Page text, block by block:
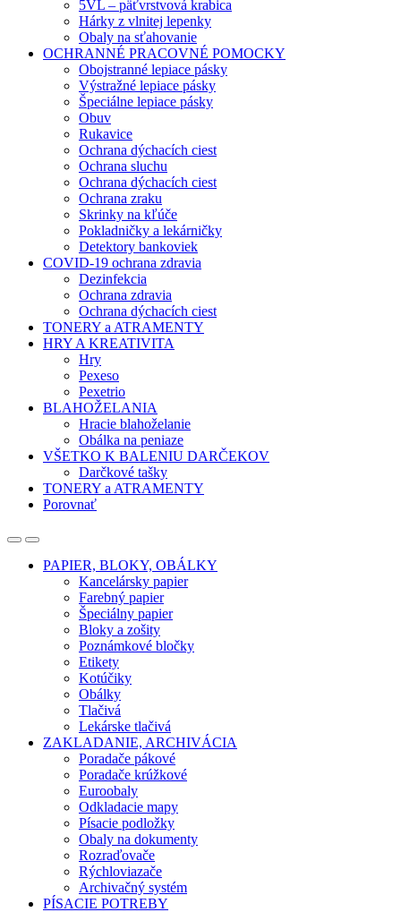
5VL – päťvrstvová krabica
Hárky z vlnitej lepenky
Obaly na sťahovanie
OCHRANNÉ PRACOVNÉ POMOCKY
Obojstranné lepiace pásky
Výstražné lepiace pásky
Špeciálne lepiace pásky
Obuv
Rukavice
Ochrana dýchacích ciest
Ochrana sluchu
Ochrana dýchacích ciest
Ochrana zraku
Skrinky na kľúče
Pokladničky a lekárničky
Detektory bankoviek
COVID-19 ochrana zdravia
Dezinfekcia
Ochrana zdravia
Ochrana dýchacích ciest
TONERY a ATRAMENTY
HRY A KREATIVITA
Hry
Pexeso
Pexetrio
BLAHOŽELANIA
Hracie blahoželanie
Obálka na peniaze
VŠETKO K BALENIU DARČEKOV
Darčkové tašky
TONERY a ATRAMENTY
Porovnať
OpenClose
PAPIER, BLOKY, OBÁLKY
Kancelársky papier
Farebný papier
Špeciálny papier
Bloky a zošity
Poznámkové bločky
Etikety
Kotúčiky
Obálky
Tlačivá
Lekárske tlačivá
ZAKLADANIE, ARCHIVÁCIA
Poradače pákové
Poradače krúžkové
Euroobaly
Odkladacie mapy
Písacie podložky
Obaly na dokumenty
Rozraďovače
Rýchloviazače
Archivačný systém
PÍSACIE POTREBY